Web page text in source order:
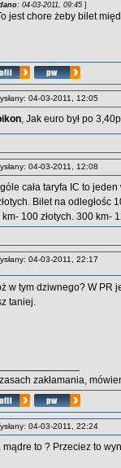
: 04-03-2011, 09:45 ]
jest chore żeby bilet
04-03-2011, 12:05
, Jak euro był po
04-03-2011, 12:08
cała taryfa IC to
Bilet na odległośc
km- 100 złotych. 300 km-
04-03-2011, 22:17
w tym dziwnego? W PR
taniej.
zakłamania,
04-03-2011, 22:24
mądre to ? Przeciez to